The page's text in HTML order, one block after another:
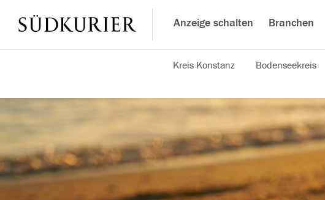
Anzeige schalten Branchen
Kreis Konstanz Bodenseekreis